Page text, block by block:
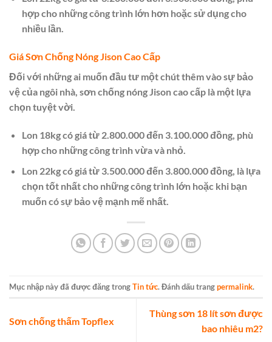
hợp cho những công trình lớn hơn hoặc sử dụng cho
nhiều lần.
Giá Sơn Chống Nóng Jison Cao Cấp
Đối với những ai muốn đầu tư một chút thêm vào sự bảo
vệ của ngôi nhà, sơn chống nóng Jison cao cấp là một lựa
chọn tuyệt vời.
Lon 18kg có giá từ 2.800.000 đến 3.100.000 đồng, phù
hợp cho những công trình vừa và nhỏ.
Lon 22kg có giá từ 3.500.000 đến 3.800.000 đồng, là lựa
chọn tốt nhất cho những công trình lớn hoặc khi bạn
muốn có sự bảo vệ mạnh mẽ nhất.
Mục nhập này đã được đăng trongTin tức. Đánh dấu trangpermalink.
Sơn chống thấm Topflex
Thùng sơn 18 lít sơn được
bao nhiêu m2?